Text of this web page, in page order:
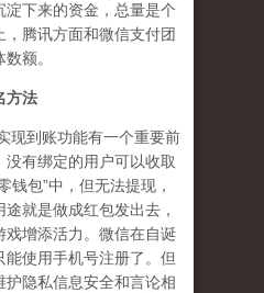
淀下来的资金，总量是个
腾讯方面和微信支付团
额。
方法
到账功能有一个重要前
有绑定的用户可以收取
钱包”中，但无法提现，
就是做成红包发出去，
戏增添活力。微信在自诞
使用手机号注册了。但
隐私信息安全和言论相